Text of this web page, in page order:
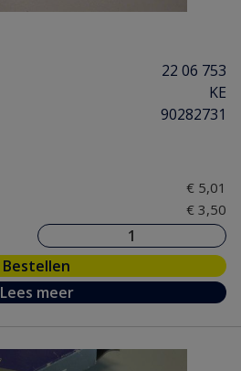
22 06 753
KE
90282731
€ 5,01
€ 3,50
Bestellen
Lees meer